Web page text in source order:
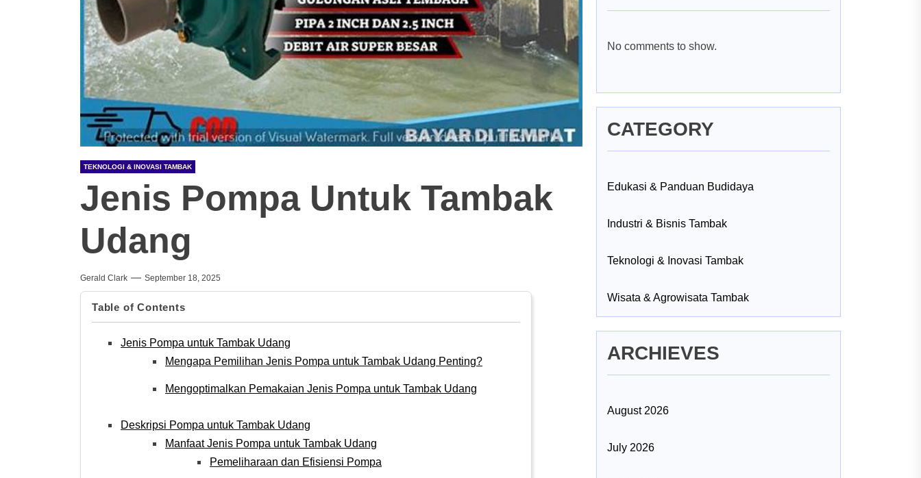
TEKNOLOGI & INOVASI TAMBAK
Jenis Pompa Untuk Tambak
Udang
Gerald Clark September 18, 2025
Table of Contents
Jenis Pompa untuk Tambak Udang
Mengapa Pemilihan Jenis Pompa untuk Tambak Udang Penting?
Mengoptimalkan Pemakaian Jenis Pompa untuk Tambak Udang
Deskripsi Pompa untuk Tambak Udang
Manfaat Jenis Pompa untuk Tambak Udang
Pemeliharaan dan Efisiensi Pompa
No comments to show.
CATEGORY
Edukasi & Panduan Budidaya
Industri & Bisnis Tambak
Teknologi & Inovasi Tambak
Wisata & Agrowisata Tambak
ARCHIEVES
August 2026
July 2026